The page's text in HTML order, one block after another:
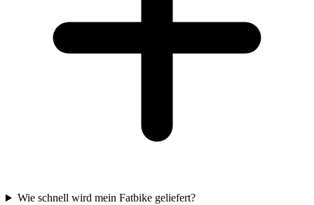
Wie schnell wird mein Fatbike geliefert?